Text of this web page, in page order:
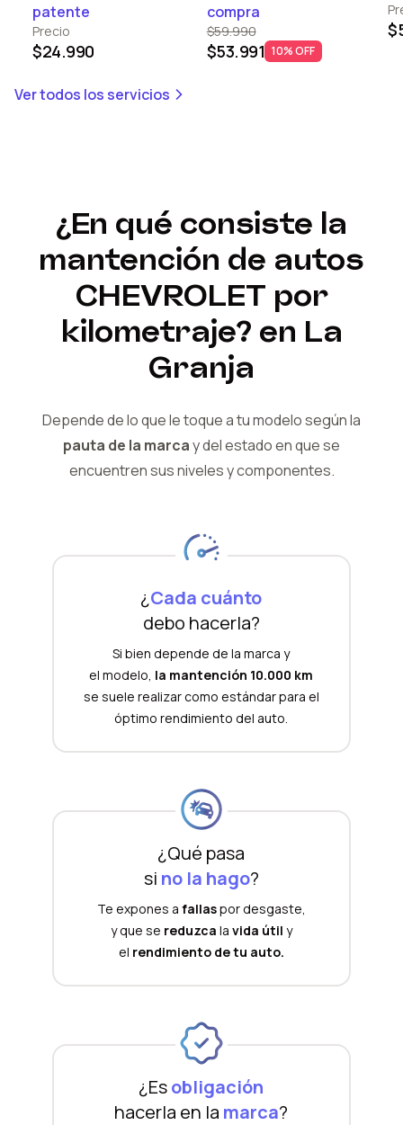
patente
Precio
$24.990
compra
$59.990
$53.991 10% OFF
Ver todos los servicios
¿En qué consiste la
mantención de autos
CHEVROLET por
kilometraje? en La
Granja
Depende de lo que le toque a tu modelo según la
pauta de la marcay delestado en que se
encuentren sus niveles y componentes.
¿Cada cuánto
debo hacerla?
Si bien depende de la marca y
el modelo, la mantención 10.000 km
se suele realizar como estándar para el
óptimo rendimiento del auto.
¿Qué pasa
si no la hago?
Te expones a fallaspor desgaste,
y que se reduzca la vida útil y
el rendimiento de tu auto.
¿Esobligación
hacerla en la marca?